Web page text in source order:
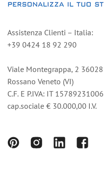
Assistenza Clienti – Italia:
+39 0424 18 92 290
Viale Montegrappa, 2 36028
Rossano Veneto (VI)
C.F. E P.IVA: IT 15789231006
cap.sociale € 30.000,00 I.V.